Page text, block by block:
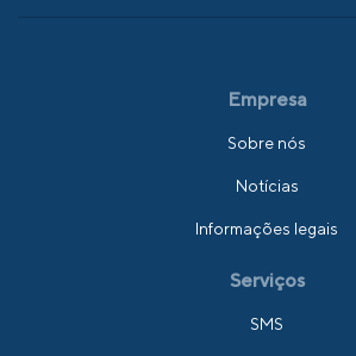
Empresa
Sobre nós
Notícias
Informações legais
Serviços
SMS